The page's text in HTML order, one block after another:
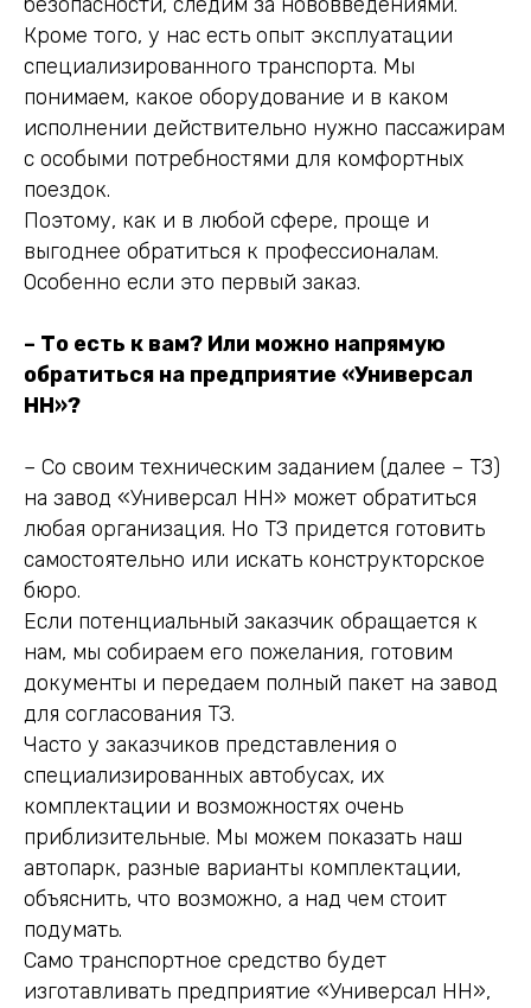
Кроме того, у нас есть опыт эксплуатации
специализированного транспорта. Мы
понимаем, какое оборудование и в каком
исполнении действительно нужно пассажирам
с особыми потребностями для комфортных
поездок.
Поэтому, как и в любой сфере, проще и
выгоднее обратиться к профессионалам.
Особенно если это первый заказ.
– То есть к вам? Или можно напрямую
обратиться на предприятие «Универсал
НН»?
– Со своим техническим заданием (далее – ТЗ)
на завод «Универсал НН» может обратиться
любая организация. Но ТЗ придется готовить
самостоятельно или искать конструкторское
бюро.
Если потенциальный заказчик обращается к
нам, мы собираем его пожелания, готовим
документы и передаем полный пакет на завод
для согласования ТЗ.
Часто у заказчиков представления о
специализированных автобусах, их
комплектации и возможностях очень
приблизительные. Мы можем показать наш
автопарк, разные варианты комплектации,
объяснить, что возможно, а над чем стоит
подумать.
Само транспортное средство будет
изготавливать предприятие «Универсал НН»,